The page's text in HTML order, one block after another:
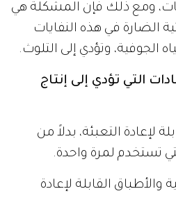
ومع ذلك فإن المشكلة هي
الضارة في هذه النفايات
الجوفية، وتؤدي إلى التلوث.
التي تؤدي إلى إنتاج
لإعادة التعبئة، بدلاً من
تستخدم لمرة واحدة.
والأطباق القابلة لإعادة